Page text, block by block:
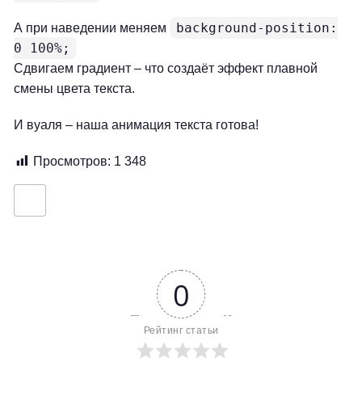
А при наведении меняем
background-position:
0 100%;
Сдвигаем градиент – что создаёт эффект плавной
смены цвета текста.
И вуаля – наша анимация текста готова!
Просмотров: 1 348
0
Рейтинг статьи